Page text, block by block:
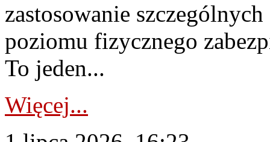
zastosowanie
poziomu fizycznego
To jeden...
Więcej...